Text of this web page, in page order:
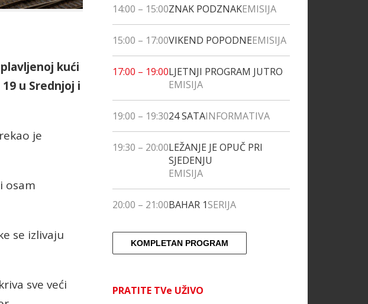
kući
u Srednjoj i
je
osam
se izlivaju
sve veći
14:00 – 15:00ZNAK PODZNAKEMISIJA
15:00 – 17:00VIKEND POPODNEEMISIJA
17:00 – 19:00LJETNJI PROGRAM JUTRO
EMISIJA
19:00 – 19:3024 SATAINFORMATIVA
19:30 – 20:00LEŽANJE JE OPUČ PRI
SJEDENJU
EMISIJA
20:00 – 21:00BAHAR 1SERIJA
KOMPLETAN PROGRAM
PRATITE TVe UŽIVO